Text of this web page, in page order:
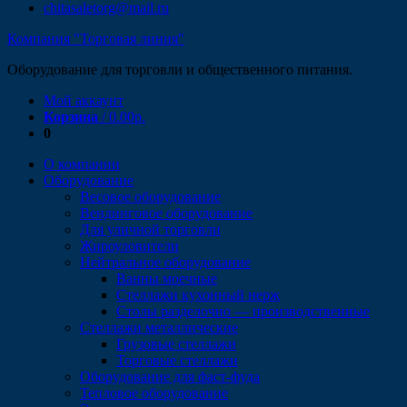
chitasaletorg@mail.ru
Компания "Торговая линия"
Оборудование для торговли и общественного питания.
Мой аккаунт
Корзина /0.00р.
0
О компании
Оборудование
Весовое оборудование
Вендинговое оборудование
Для уличной торговли
Жироуловители
Нейтральное оборудование
Ванны моечные
Стеллажи кухонный нерж
Столы разделочно — производственные
Стеллажи металлические
Грузовые стеллажи
Торговые стеллажи
Оборудование для фаст-фуда
Тепловое оборудование